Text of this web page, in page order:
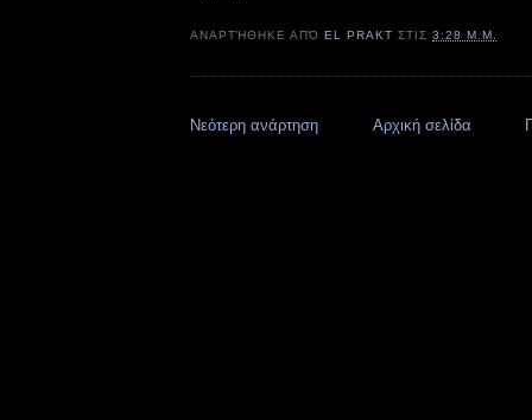
ΑΝΑΡΤΉΘΗΚΕ ΑΠΌEL PRAKT ΣΤΙΣ3:28 Μ.Μ.
Νεότερη ανάρτηση Αρχική σελίδα